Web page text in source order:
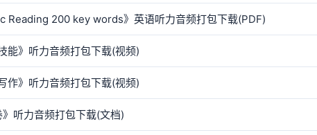
Reading 200 key words》英语听力音频打包下载(PDF)
能》听力音频打包下载(视频)
作》听力音频打包下载(视频)
听力音频打包下载(文档)